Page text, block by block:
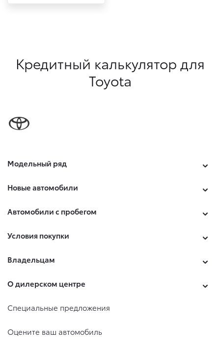
Кредитный калькулятор для
Toyota
Модельный ряд
Новые автомобили
Автомобили с пробегом
Условия покупки
Владельцам
О дилерском центре
Специальные предложения
Оцените ваш автомобиль